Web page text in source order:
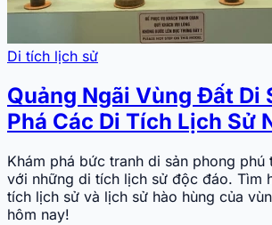
Di tích lịch sử
Quảng Ngãi Vùng Đất Di
Phá Các Di Tích Lịch Sử
Khám phá bức tranh di sản phong phú
với những di tích lịch sử độc đáo. Tìm
tích lịch sử và lịch sử hào hùng của
hôm nay!